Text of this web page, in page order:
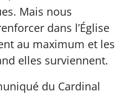
Mais nous
dans l’Église
au maximum et les
elles surviennent.
du Cardinal